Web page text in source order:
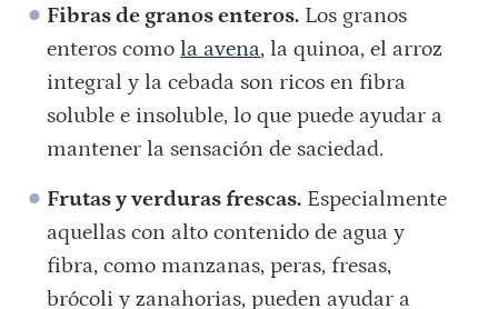
Fibras de granos enteros. Los granos
enteros como la avena, la quinoa, el arroz
integral y la cebada son ricos en fibra
soluble e insoluble, lo que puede ayudar a
mantener la sensación de saciedad.
Frutas y verduras frescas. Especialmente
aquellas con alto contenido de agua y
fibra, como manzanas, peras, fresas,
brócoli y zanahorias, pueden ayudar a